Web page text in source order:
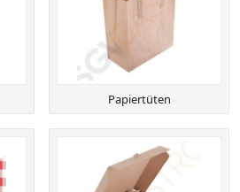
Papiertüten